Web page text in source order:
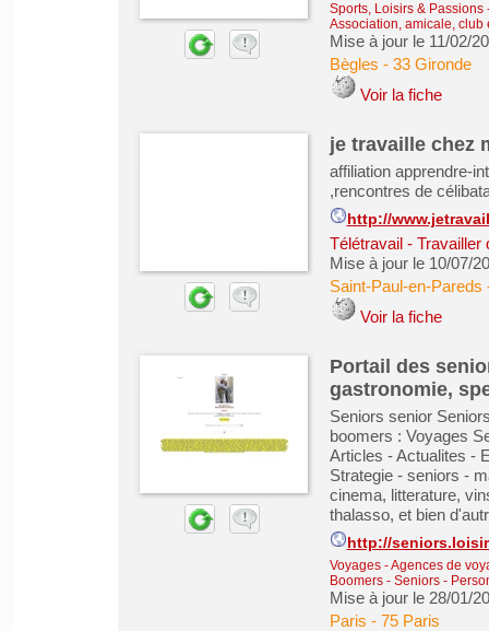
Sports, Loisirs & Passions
Association, amicale, club
Mise à jour le 11/02/
Bègles - 33 Gironde
Voir la fiche
je travaille chez
affiliation apprendre-
,rencontres de
http://
Télétravail - Travailler
Mise à jour le 10/07/
Saint-Paul-en-Pareds
Voir la fiche
Portail des
gastronomie,
Seniors senior
boomers : Voyages
Articles - Actualites -
Strategie - seniors -
cinema, litterature,
thalasso, et bien
http://
Voyages - Agences de
Boomers - Seniors -
Mise à jour le 28/01/
Paris - 75 Paris